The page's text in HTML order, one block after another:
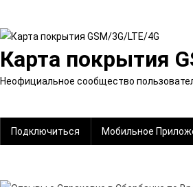
содержимому
Карта покрытия
Неофициальное сообщество
Подключиться Мобильное